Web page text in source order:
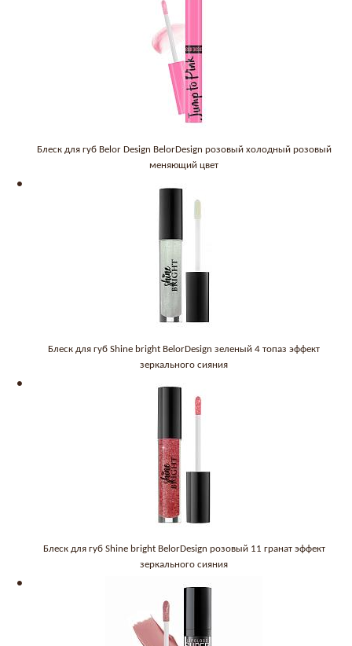
Блеск для губ Belor Design BelorDesign розовый холодный розовый
меняющий цвет
Блеск для губ Shine bright BelorDesign зеленый 4 топаз эффект
зеркального сияния
Блеск для губ Shine bright BelorDesign розовый 11 гранат эффект
зеркального сияния